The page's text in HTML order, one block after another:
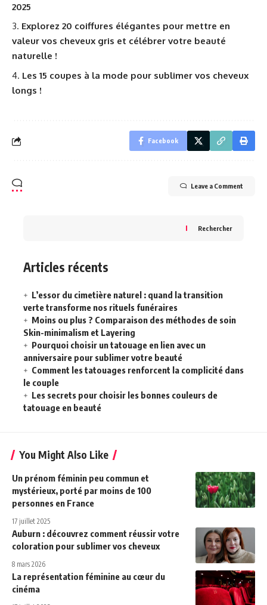
2025
Explorez 20 coiffures élégantes pour mettre en
valeur vos cheveux gris et célébrer votre beauté
naturelle !
Les 15 coupes à la mode pour sublimer vos cheveux
longs !
Facebook
Leave a Comment
Rechercher
Articles récents
L’essor du cimetière naturel : quand la transition
verte transforme nos rituels funéraires
Moins ou plus ? Comparaison des méthodes de soin
Skin-minimalism et Layering
Pourquoi choisir un tatouage en lien avec un
anniversaire pour sublimer votre beauté
Comment les tatouages renforcent la complicité dans
le couple
Les secrets pour choisir les bonnes couleurs de
tatouage en beauté
You Might Also Like
Un prénom féminin peu commun et
mystérieux, porté par moins de 100
personnes en France
17 juillet 2025
Auburn : découvrez comment réussir votre
coloration pour sublimer vos cheveux
8 mars 2026
La représentation féminine au cœur du
cinéma